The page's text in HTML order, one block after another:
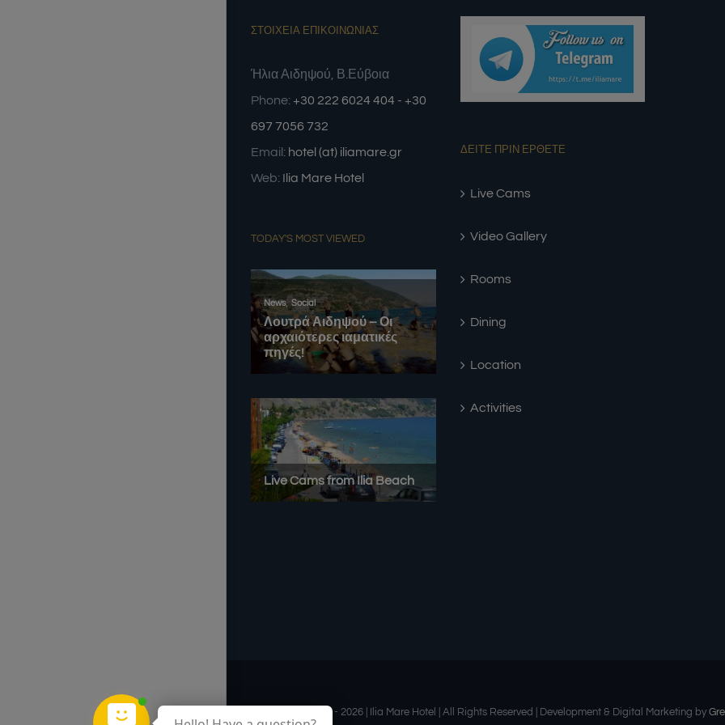
ΣΤΟΙΧΕΙΑ ΕΠΙΚΟΙΝΩΝΙΑΣ
Ήλια Αιδηψού, Β.Εύβοια
Phone: +30 222 6024 404 - +30
697 7056 732
Email: hotel (at) iliamare.gr
Web: Ilia Mare Hotel
TODAY'S MOST VIEWED
Un lucru de tinut minte este faptul
cum ne-am dorit, dar asta nu este
γεύμα ή το βραδινό σου δείπνο και
ποτό !!!!!!
ΔΕΙΤΕ ΠΡΙΝ ΕΡΘΕΤΕ
Live Cams
Video Gallery
Rooms
Dining
Location
Activities
© Copyright 2012 - 2026 | Ilia Mare Hotel | All Rights Reserved | Development & Digital Marketing by